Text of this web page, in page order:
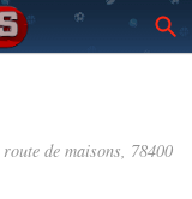
route de maisons, 78400